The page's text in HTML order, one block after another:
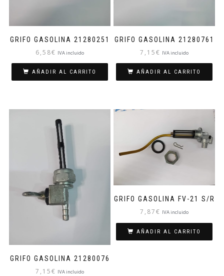
GRIFO GASOLINA 21280251
6,58€ IVA incluido
AÑADIR AL CARRITO
GRIFO GASOLINA 21280761
7,15€ IVA incluido
AÑADIR AL CARRITO
GRIFO GASOLINA 21280076
7,15€ IVA incluido
GRIFO GASOLINA FV-21 S/R
7,87€ IVA incluido
AÑADIR AL CARRITO